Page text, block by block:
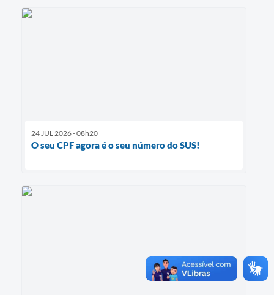
24 JUL 2026 - 08h20
O seu CPF agora é o seu número do SUS!